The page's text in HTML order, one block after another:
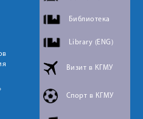
Библиотека
Library (ENG)
Визит в КГМУ
Спорт в КГМУ